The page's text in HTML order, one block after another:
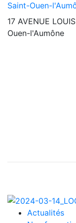
Saint-Ouen-
17 AVENUE
Ouen-l'Aumône
Actualités